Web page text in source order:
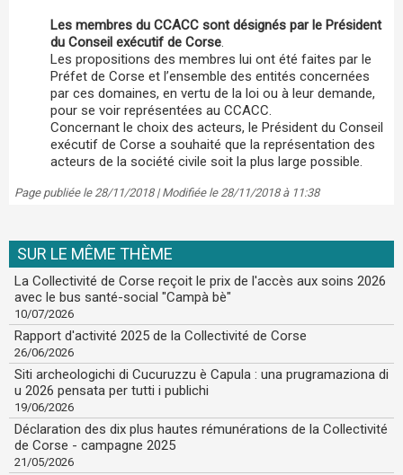
Les membres du CCACC sont désignés par le Président
du Conseil exécutif de Corse.
Les propositions des membres lui ont été faites par le
Préfet de Corse et l’ensemble des entités concernées
par ces domaines, en vertu de la loi ou à leur demande,
pour se voir représentées au CCACC.
Concernant le choix des acteurs, le Président du Conseil
exécutif de Corse a souhaité que la représentation des
acteurs de la société civile soit la plus large possible.
Page publiée le 28/11/2018 | Modifiée le 28/11/2018 à 11:38
SUR LE MÊME THÈME
La Collectivité de Corse reçoit le prix de l'accès aux soins 2026
avec le bus santé-social "Campà bè"
10/07/2026
Rapport d'activité 2025 de la Collectivité de Corse
26/06/2026
Siti archeologichi di Cucuruzzu è Capula : una prugramaziona di
u 2026 pensata per tutti i publichi
19/06/2026
Déclaration des dix plus hautes rémunérations de la Collectivité
de Corse - campagne 2025
21/05/2026